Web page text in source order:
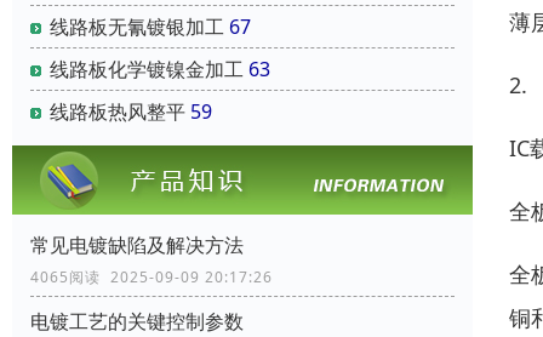
线路板无氰镀银加工 67
线路板化学镀镍金加工 63
线路板热风整平 59
常见电镀缺陷及解决方法
4065阅读 2025-09-09 20:17:26
电镀工艺的关键控制参数
薄
2.
IC
全
全
铜